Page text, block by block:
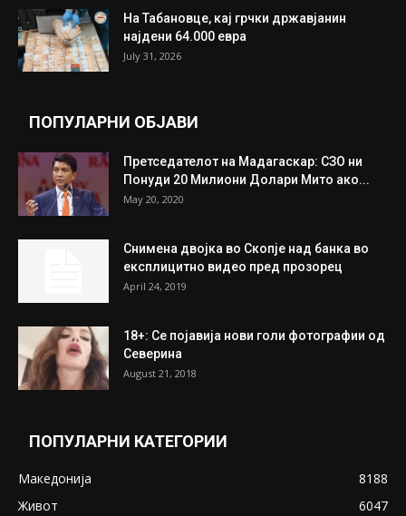
На Табановце, кај грчки државјанин
најдени 64.000 евра
July 31, 2026
ПОПУЛАРНИ ОБЈАВИ
Претседателот на Мадагаскар: СЗО ни
Понуди 20 Милиони Долари Мито ако...
May 20, 2020
Снимена двојка во Скопје над банка во
експлицитно видео пред прозорец
April 24, 2019
18+: Се појавија нови голи фотографии од
Северина
August 21, 2018
ПОПУЛАРНИ КАТЕГОРИИ
Македонија
8188
Живот
6047